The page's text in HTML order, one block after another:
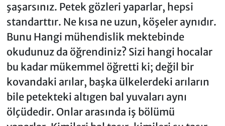
şaşarsınız. Petek gözleri yaparlar, hepsi
standarttır. Ne kısa ne uzun, köşeler aynıdır.
Bunu Hangi mühendislik mektebinde
okudunuz da öğrendiniz? Sizi hangi hocalar
bu kadar mükemmel öğretti ki; değil bir
kovandaki arılar, başka ülkelerdeki arıların
bile petekteki altıgen bal yuvaları aynı
ölçüdedir. Onlar arasında iş bölümü